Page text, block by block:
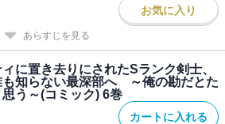
お気に入り
あらすじを見る
に置き去りにされたSランク剣士、
も知らない最深部へ ～俺の勘だとた
う～(コミック) 6巻
カートに入れる